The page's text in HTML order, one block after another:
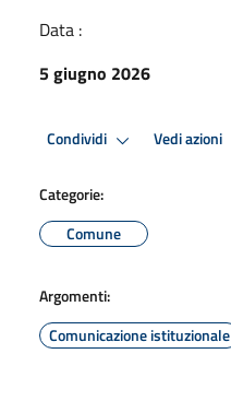
Data :
5 giugno 2026
Condividi Vedi azioni
Categorie:
Comune
Argomenti:
Comunicazione istituzionale